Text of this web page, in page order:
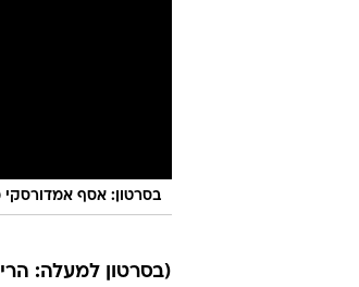
בסרטון: אסף אמדורסקי מתראיין
(בסרטון למעלה: